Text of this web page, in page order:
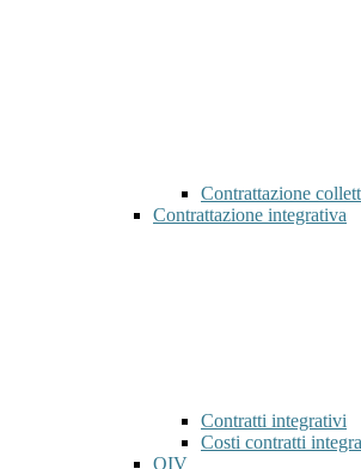
Contrattazione
Contrattazione integrativa
Contratti integrativi
Costi contratti
OIV